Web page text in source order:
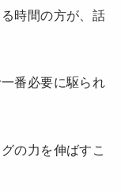
時間の方が、話
番必要に駆られ
の力を伸ばすこ